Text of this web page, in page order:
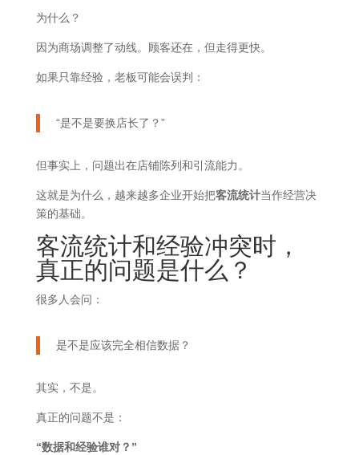
为什么？
因为商场调整了动线。顾客还在，但走得更快。
如果只靠经验，老板可能会误判：
“是不是要换店长了？”
但事实上，问题出在店铺陈列和引流能力。
这就是为什么，越来越多企业开始把客流统计当作经营决
策的基础。
客流统计和经验冲突时，
真正的问题是什么？
很多人会问：
是不是应该完全相信数据？
其实，不是。
真正的问题不是：
“数据和经验谁对？”